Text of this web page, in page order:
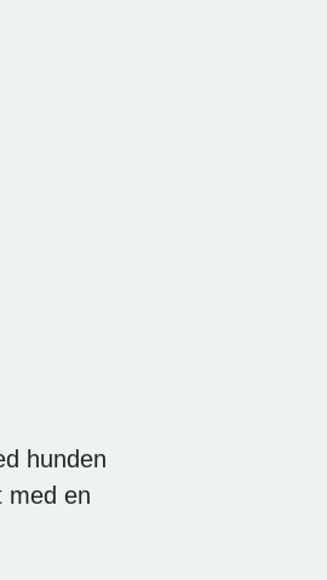
hunden
med en